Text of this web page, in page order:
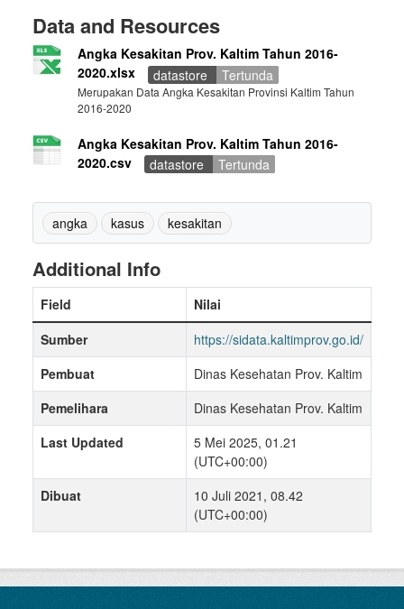
Data and Resources
Angka Kesakitan Prov. Kaltim Tahun 2016-
2020.xlsx
datastore Tertunda
Merupakan Data Angka Kesakitan Provinsi Kaltim Tahun
2016-2020
Angka Kesakitan Prov. Kaltim Tahun 2016-
2020.csv
datastore Tertunda
angka kasus kesakitan
Additional Info
Field
Nilai
Sumber
https://sidata.kaltimprov.go.id/
Pembuat
Dinas Kesehatan Prov. Kaltim
Pemelihara
Dinas Kesehatan Prov. Kaltim
Last Updated
5 Mei 2025, 01.21
(UTC+00:00)
Dibuat
10 Juli 2021, 08.42
(UTC+00:00)